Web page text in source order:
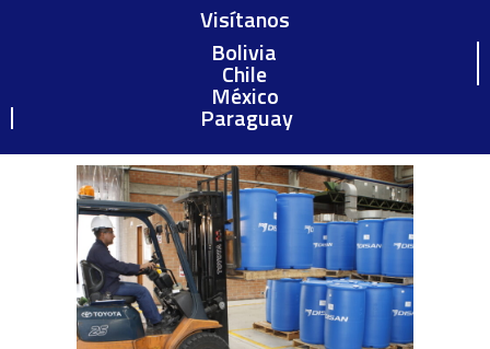
Visítanos
Bolivia
Chile
México
Paraguay